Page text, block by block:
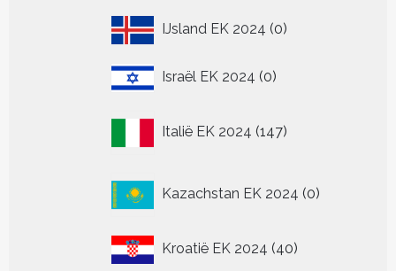
IJsland EK 2024 00
Israël EK 2024 00
Italië EK 2024 147
producten
Kazachstan EK 2024 0
producten
Kroatië EK 2024 4040